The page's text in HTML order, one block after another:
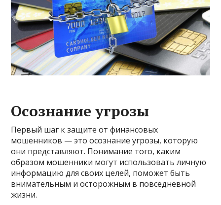
Осознание угрозы
Первый шаг к защите от финансовых
мошенников — это осознание угрозы, которую
они представляют. Понимание того, каким
образом мошенники могут использовать личную
информацию для своих целей, поможет быть
внимательным и осторожным в повседневной
жизни.